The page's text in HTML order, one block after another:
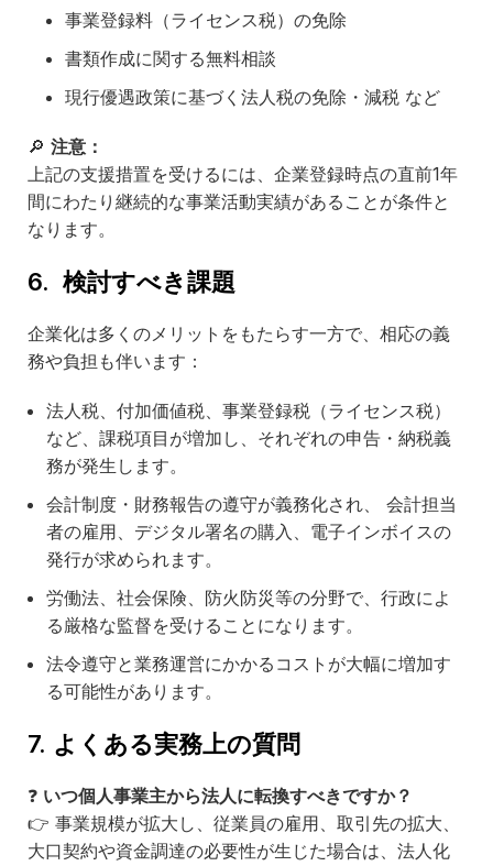
事業登録料（ライセンス税）の免除
書類作成に関する無料相談
現行優遇政策に基づく法人税の免除・減税 など
🔎 注意：
上記の支援措置を受けるには、企業登録時点の直前1年
間にわたり継続的な事業活動実績があることが条件と
なります。
6. 検討すべき課題
企業化は多くのメリットをもたらす一方で、相応の義
務や負担も伴います：
法人税、付加価値税、事業登録税（ライセンス税）
など、課税項目が増加し、それぞれの申告・納税義
務が発生します。
会計制度・財務報告の遵守が義務化され、 会計担当
者の雇用、デジタル署名の購入、電子インボイスの
発行が求められます。
労働法、社会保険、防火防災等の分野で、行政によ
る厳格な監督を受けることになります。
法令遵守と業務運営にかかるコストが大幅に増加す
る可能性があります。
7. よくある実務上の質問
❓ いつ個人事業主から法人に転換すべきですか？
👉 事業規模が拡大し、従業員の雇用、取引先の拡大、
大口契約や資金調達の必要性が生じた場合は、法人化